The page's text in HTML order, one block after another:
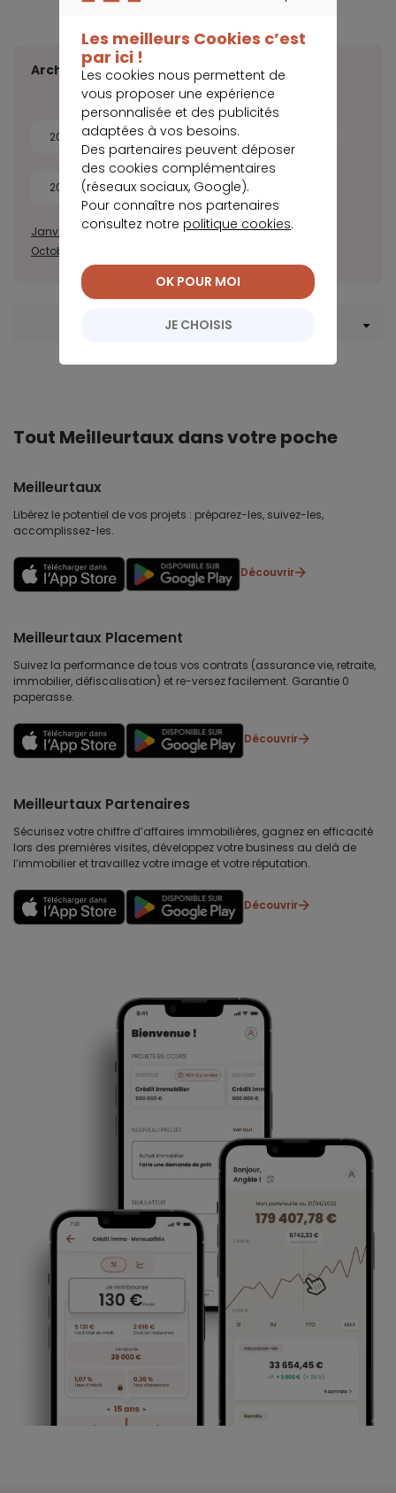
Archives
2026 2025 2024
2022 2021 2020
Janvier Février Mars Avril Juillet Août Septembre
Octobre
Menu Crédit consommation
Tout Meilleurtaux dans votre poche
Meilleurtaux
Libérez le potentiel de vos projets : préparez-les, suivez-les,
accomplissez-les.
Découvrir
Meilleurtaux Placement
Suivez la performance de tous vos contrats (assurance vie, retraite,
immobilier, défiscalisation) et re-versez facilement. Garantie 0
paperasse.
Découvrir
Meilleurtaux Partenaires
Sécurisez votre chiffre d’affaires immobilières, gagnez en efficacité
lors des premières visites, développez votre business au delà de
l’immobilier et travaillez votre image et votre réputation.
Découvrir
Les meilleurs Cookies c’est
par ici !
Les cookies nous permettent de
vous proposer une expérience
personnalisée et des publicités
adaptées à vos besoins.
Des partenaires peuvent déposer
des cookies complémentaires
(réseaux sociaux, Google).
Pour connaître nos partenaires
consultez notre politique cookies.
JE CHOISIS
OK POUR MOI